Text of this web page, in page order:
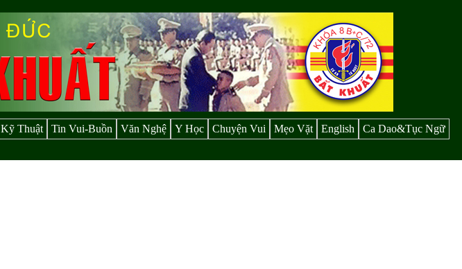
Kỹ Thuật Tin Vui-Buồn Văn Nghệ Y Học Chuyện Vui Mẹo Vặt English
Ca Dao&Tục Ngữ